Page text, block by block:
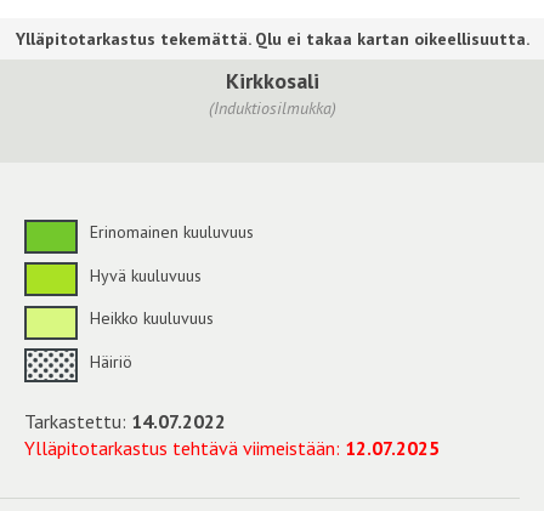
Kirkkosali
(Induktiosilmukka)
Erinomainen kuuluvuus
Hyvä kuuluvuus
Heikko kuuluvuus
Häiriö
Tarkastettu: 14.07.2022
Ylläpitotarkastus tehtävä viimeistään: 12.07.2025